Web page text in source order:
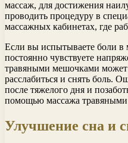
массаж, для достижения
проводить процедуру в
массажных кабинетах, где
Если вы испытываете боли в
постоянно чувствуете
травяными мешочками
расслабиться и снять боль.
после тяжелого дня и
помощью массажа
Улучшение сна и